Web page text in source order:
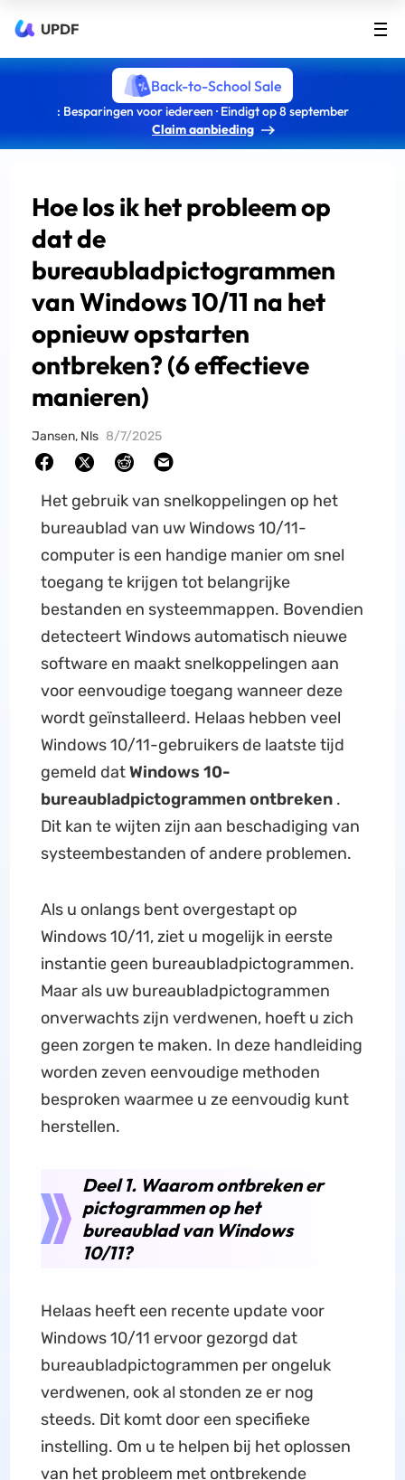
UPDF
Back-to-School Sale
: Besparingen voor iedereen · Eindigt op 8 september
Claim aanbieding
Hoe los ik het probleem op
dat de
bureaubladpictogrammen
van Windows 10/11 na het
opnieuw opstarten
ontbreken? (6 effectieve
manieren)
Jansen, Nls 8/7/2025
Het gebruik van snelkoppelingen op het
bureaublad van uw Windows 10/11-
computer is een handige manier om snel
toegang te krijgen tot belangrijke
bestanden en systeemmappen. Bovendien
detecteert Windows automatisch nieuwe
software en maakt snelkoppelingen aan
voor eenvoudige toegang wanneer deze
wordt geïnstalleerd. Helaas hebben veel
Windows 10/11-gebruikers de laatste tijd
gemeld datWindows 10-
bureaubladpictogrammen ontbreken.
Dit kan te wijten zijn aan beschadiging van
systeembestanden of andere problemen.
Als u onlangs bent overgestapt op
Windows 10/11, ziet u mogelijk in eerste
instantie geen bureaubladpictogrammen.
Maar als uw bureaubladpictogrammen
onverwachts zijn verdwenen, hoeft u zich
geen zorgen te maken. In deze handleiding
worden zeven eenvoudige methoden
besproken waarmee u ze eenvoudig kunt
herstellen.
Deel 1. Waarom ontbreken er
pictogrammen op het
bureaublad van Windows
10/11?
Helaas heeft een recente update voor
Windows 10/11 ervoor gezorgd dat
bureaubladpictogrammen per ongeluk
verdwenen, ook al stonden ze er nog
steeds. Dit komt door een specifieke
instelling. Om u te helpen bij het oplossen
van het probleem met ontbrekende